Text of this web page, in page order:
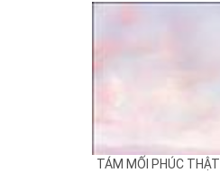
TÁM MỐI PHÚC THẬT